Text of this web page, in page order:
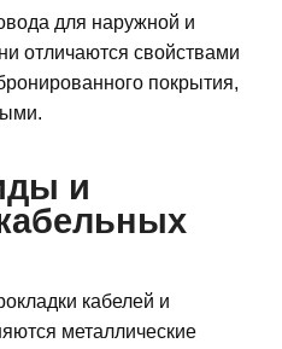
для наружной и
отличаются свойствами
покрытия,
и
кабелей и
металлические